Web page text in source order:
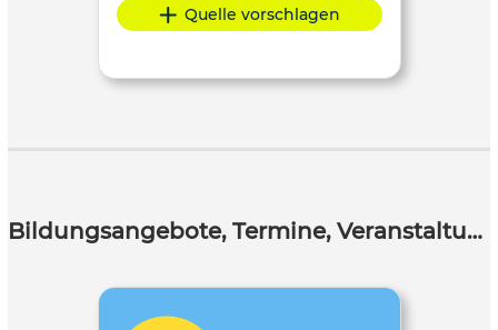
Quelle vorschlagen
Bildungsangebote, Termine, Veranstaltungen